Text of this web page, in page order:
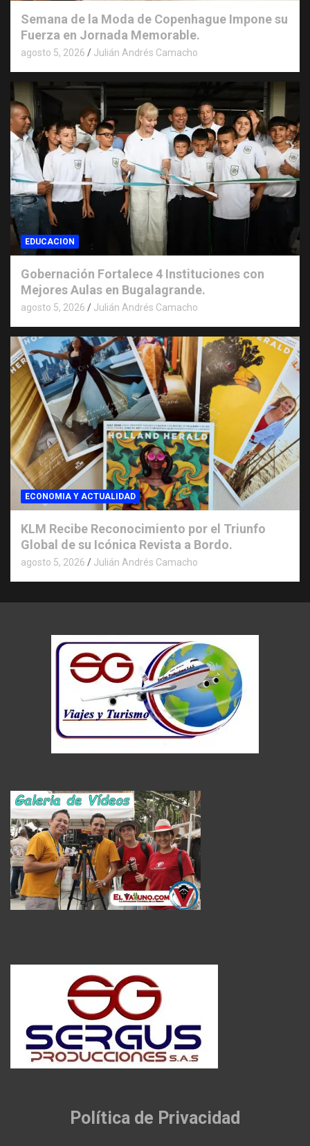
Semana de la Moda de Copenhague Impone su
Fuerza en Jornada Memorable.
agosto 5, 2026 Julián Andrés Camacho
EDUCACION
Gobernación Fortalece 4 Instituciones con
Mejores Aulas en Bugalagrande.
agosto 5, 2026 Julián Andrés Camacho
ECONOMIA Y ACTUALIDAD
KLM Recibe Reconocimiento por el Triunfo
Global de su Icónica Revista a Bordo.
agosto 5, 2026 Julián Andrés Camacho
Política de Privacidad